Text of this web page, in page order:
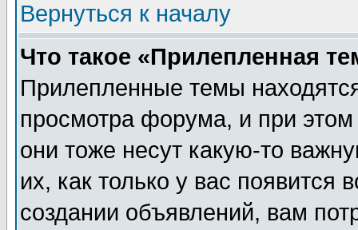
Вернуться к началу
Что такое «Прилепленная
Прилепленные темы
просмотра форума, и при
они тоже несут какую-то
их, как только у вас появится
создании объявлений, вам